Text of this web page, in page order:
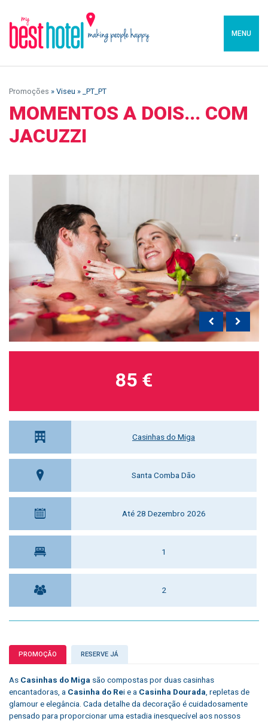
MENU
Promoções » Viseu » _PT_PT
MOMENTOS A DOIS... COM
JACUZZI
Casinhas do Miga
Santa Comba Dão
Até 28 Dezembro 2026
1
2
85 €
PROMOÇÃO RESERVE JÁ
As Casinhas do Miga são compostas por duas casinhas
encantadoras, a Casinha do Rei e a Casinha Dourada , repletas de
glamour e elegância. Cada detalhe da decoração é cuidadosamente
pensado para proporcionar uma estadia inesquecível aos nossos